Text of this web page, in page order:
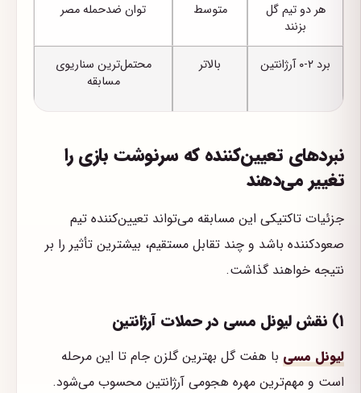
هر دو تیم گل
بزنند
متوسط توان ضدحمله مصر
برد ۲-۰ آرژانتین بالاتر
محتمل‌ترین سناریوی
مسابقه
نبردهای تعیین‌کننده که سرنوشت بازی را
تغییر می‌دهند
جزئیات تاکتیکی این مسابقه می‌تواند تعیین‌کننده تیم
صعودکننده باشد و چند تقابل مستقیم، بیشترین تأثیر را بر
نتیجه خواهند گذاشت.
۱) نقش لیونل مسی در حملات آرژانتین
لیونل مسی با هفت گل بهترین گلزن جام تا این مرحله
است و مهم‌ترین مهره هجومی آرژانتین محسوب می‌شود.